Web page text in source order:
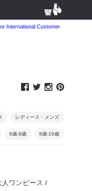
International Customer
レディース・メンズ
6歳-8歳 8歳-10歳
人ワンピース /